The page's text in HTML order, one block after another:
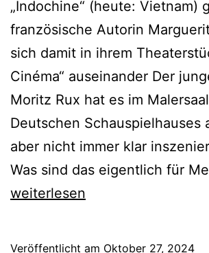
„Indochine“ (heute: Vietnam)
französische Autorin
sich damit in ihrem
Cinéma“ auseinander Der
Moritz Rux hat es im
Deutschen Schauspielhauses
aber nicht immer klar
Was sind das eigentlich für
weiterlesen
Veröffentlicht am Oktober 27, 2024